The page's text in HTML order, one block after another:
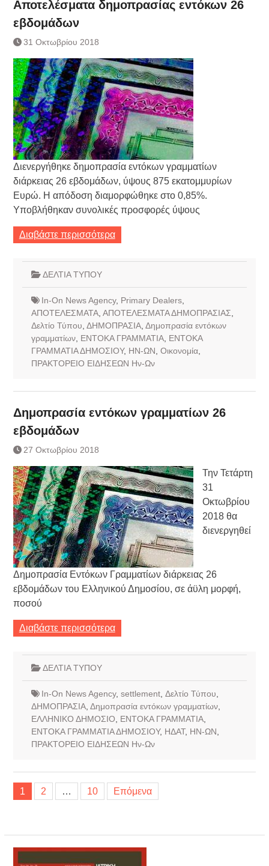
Αποτελέσματα δημοπρασίας εντόκων 26
εβδομάδων
31 Οκτωβρίου 2018
Διενεργήθηκε δημοπρασία εντόκων γραμματίων
διάρκειας 26 εβδομάδων, ύψους 875 εκατομμυρίων
Ευρώ. Η απόδοση διαμορφώθηκε στο 0,85%.
Υποβλήθηκαν συνολικές προσφορές ύψους
Διαβάστε περισσότερα
ΔΕΛΤΙΑ ΤΥΠΟΥ
In-On News Agency, Primary Dealers,
ΑΠΟΤΕΛΕΣΜΑΤΑ, ΑΠΟΤΕΛΕΣΜΑΤΑ ΔΗΜΟΠΡΑΣΙΑΣ
Δελτίο Τύπου ΔΗΜΟΠΡΑΣΙΑ, Δημοπρασία εντόκων
γραμματίων, ΕΝΤΟΚΑ ΓΡΑΜΜΑΤΙΑ, ΕΝΤΟΚΑ
ΓΡΑΜΜΑΤΙΑ ΔΗΜΟΣΙΟΥ, ΗΝ-ΩΝ Οικονομία,
ΠΡΑΚΤΟΡΕΙΟ ΕΙΔΗΣΕΩΝ Ην-Ων
Δημοπρασία εντόκων γραμματίων 26
εβδομάδων
27 Οκτωβρίου 2018
Την Τετάρτη
31
Οκτωβρίου
2018 θα
διενεργηθεί
Δημοπρασία Εντόκων Γραμματίων διάρκειας 26
εβδομάδων του Ελληνικού Δημοσίου, σε άϋλη μορφή,
ποσού
Διαβάστε περισσότερα
ΔΕΛΤΙΑ ΤΥΠΟΥ
In-On News Agency, settlement, Δελτίο Τύπου
ΔΗΜΟΠΡΑΣΙΑ, Δημοπρασία εντόκων γραμματίων,
ΕΛΛΗΝΙΚΟ ΔΗΜΟΣΙΟ
ΕΝΤΟΚΑ ΓΡΑΜΜΑΤΙΑ,
ΕΝΤΟΚΑ ΓΡΑΜΜΑΤΙΑ ΔΗΜΟΣΙΟΥ, ΗΔΑΤ, ΗΝ-ΩΝ
ΠΡΑΚΤΟΡΕΙΟ ΕΙΔΗΣΕΩΝ Ην-Ων
Σελιδοποίηση
άρθρων
1 2 … 10 Επόμενα